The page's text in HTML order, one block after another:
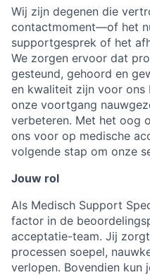
Wij zijn degenen die
contactmoment—of het
supportgesprek of het
We zorgen ervoor dat
gesteund, gehoord en
en kwaliteit zijn voor ons
onze voortgang
verbeteren. Met het oog
ons voor op medische
volgende stap om onze
Jouw rol
Als Medisch Support
factor in de
acceptatie-team. Jij
processen soepel,
verlopen. Bovendien kun